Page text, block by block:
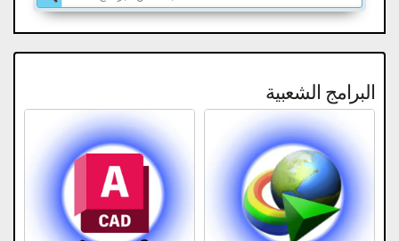
البرامج الشعبية